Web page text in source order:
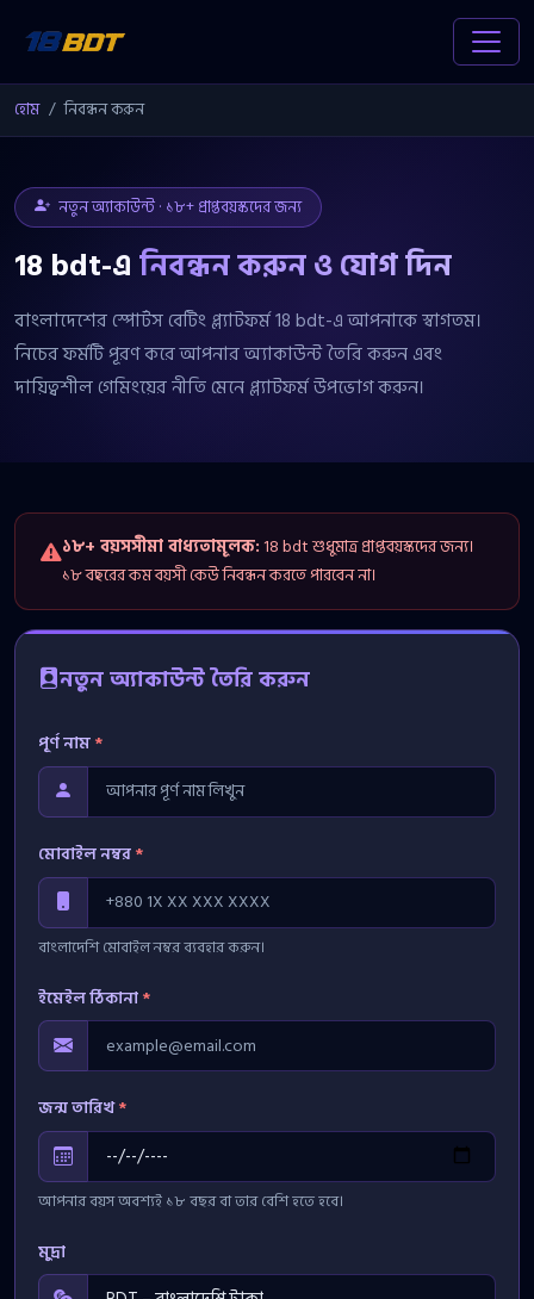
হোম নিবন্ধন করুন
নতুন অ্যাকাউন্ট · ১৮+ প্রাপ্তবয়স্কদের জন্য
18 bdt-এনিবন্ধন করুন ও যোগ দিন
বাংলাদেশের স্পোর্টস বেটিং প্ল্যাটফর্ম 18 bdt-এ আপনাকে স্বাগতম।
নিচের ফর্মটি পূরণ করে আপনার অ্যাকাউন্ট তৈরি করুন এবং
দায়িত্বশীল গেমিংয়ের নীতি মেনে প্ল্যাটফর্ম উপভোগ করুন।
১৮+ বয়সসীমা বাধ্যতামূলক:18 bdt শুধুমাত্র প্রাপ্তবয়স্কদের জন্য।
১৮ বছরের কম বয়সী কেউ নিবন্ধন করতে পারবেন না।
নতুন অ্যাকাউন্ট তৈরি করুন
পূর্ণ নাম*
মোবাইল নম্বর*
বাংলাদেশি মোবাইল নম্বর ব্যবহার করুন।
ইমেইল ঠিকানা*
জন্ম তারিখ*
আপনার বয়স অবশ্যই ১৮ বছর বা তার বেশি হতে হবে।
মুদ্রা